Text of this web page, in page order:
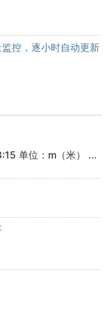
控，逐小时自动更新
单位：m（米） ...